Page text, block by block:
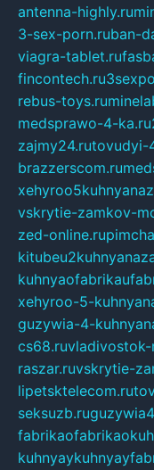
antenna-highly.ru
3-sex-porn.ruban-
viagra-tablet.ru
fincontech.ru
rebus-toys.ru
medsprawo-4-ka.ru
zajmy24.rutovudyi-
brazzerscom.ru
vskrytie-zamkov-
zed-online.ru
xehyroo-5-
guzywia-4-
cs68.ruvladivostok-
raszar.ruvskrytie-
lipetsktelecom.ru
seksuzb.ru